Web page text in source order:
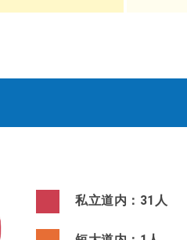
私立道内：31人